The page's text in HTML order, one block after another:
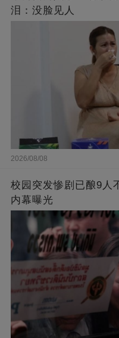
泪：没脸见人
2026/08/08
校园突发惨剧已酿9人
内幕曝光